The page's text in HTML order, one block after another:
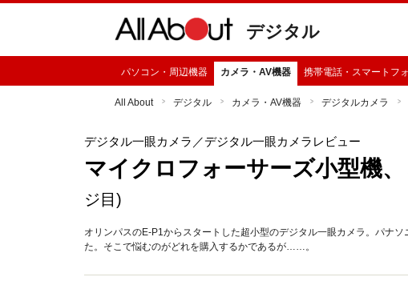
デジタル
パソコン・周辺機器 カメラ・AV機器 携帯電話・スマートフ
All About デジタル カメラ・AV機器 デジタルカメラ
デジタル一眼カメラ ／デジタル一眼カメラレビュー
マイクロフォーサーズ小型機
ジ目)
オリンパスのE-P1からスタートした超小型のデジタル一眼カメラ。パナ
た。そこで悩むのがどれを購入するかであるが……。